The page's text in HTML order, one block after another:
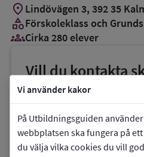
Vi använder kakor
På Utbildningsguiden
webbplatsen ska fungera på
du välja vilka cookies du vill
location_on Lindövägen 3, 392 35
categoryFörskoleklass och
groups_3Cirka 280 elever
Vill du kontakta
phoneTelefon:010-3526400
E-post:
link Webbplats: